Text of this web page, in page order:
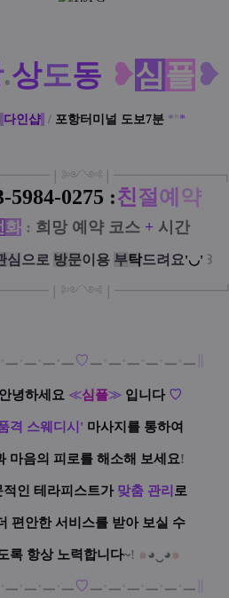
.상도동 ❥심 플❥
다인샵 / 포항터미널 도보7분 * °*
━ ❘༻༺❘ ━━━━━━━━┓
5984-0275 :친절 예 약
화 : 희망 예약 코스 + 시간
심 으로 방문이 용 부탁드려요'◡' ꒱
━━━ ❘༻༺❘ ━━━━━━━━┛
·ㅡ·ㅡ·ㅡ·ㅡ♡ㅡ·ㅡ·ㅡ·ㅡ·ㅡ·ㅡ
안녕하세요 ≪심플≫ 입니다 ♡
격 스웨디시' 마사지를 통하여
마음의 피로를 해소해 보세요!
적인 테라피스트가 맞춤 관리 로
편안한 서비스를 받아 보실 수
록 항상 노력합니다~! ๑◕‿◕๑
·ㅡ·ㅡ·ㅡ·ㅡ♡ㅡ·ㅡ·ㅡ·ㅡ·ㅡ·ㅡ